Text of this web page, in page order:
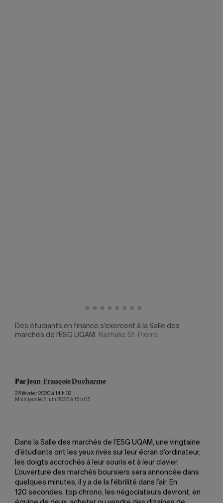
Des étudiants en finance s'exercent à la Salle des
marchés de l'ESG UQAM. Nathalie St-Pierre
ParJean-François Ducharme
25 février 2020 à 14 h 02
Mis à jour le 2 juin 2022 à 15 h 05
Dans la Salle des marchés de l’ESG UQAM, une vingtaine
d’étudiants ont les yeux rivés sur leur écran d’ordinateur,
les doigts accrochés à leur souris et à leur clavier.
L’ouverture des marchés boursiers sera annoncée dans
quelques minutes, il y a de la fébrilité dans l’air. En
120 secondes, top chrono, les négociateurs devront, en